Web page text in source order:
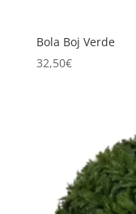
Bola Boj Verde
32,50€